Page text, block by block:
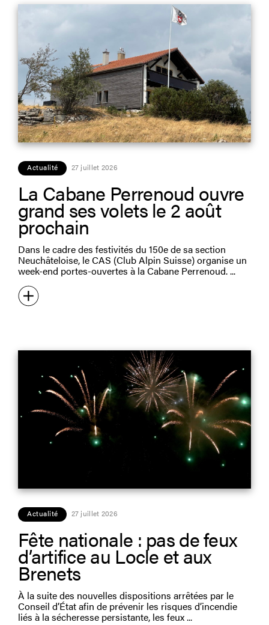
Actualité 27 juillet 2026
La Cabane Perrenoud ouvre
grand ses volets le 2 août
prochain
Dans le cadre des festivités du 150e de sa section
Neuchâteloise, le CAS (Club Alpin Suisse) organise un
week-end portes-ouvertes à la Cabane Perrenoud.
Actualité 27 juillet 2026
Fête nationale : pas de feux
d’artifice au Locle et aux
Brenets
À la suite des nouvelles dispositions arrêtées par le
Conseil d’État afin de prévenir les risques d’incendie
liés à la sécheresse persistante, les feux